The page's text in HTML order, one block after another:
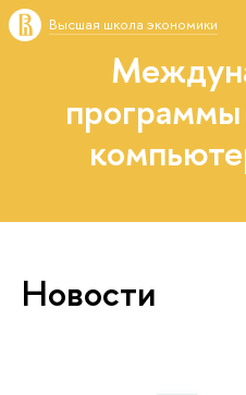
Высшая школа экономики
программы
Новости